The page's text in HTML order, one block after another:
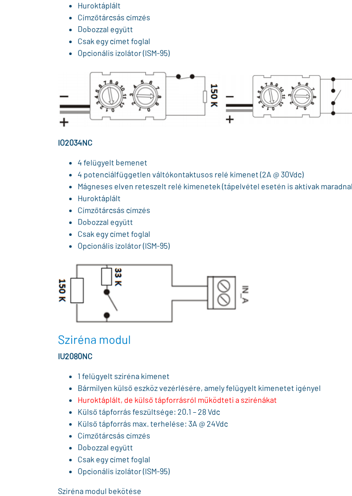
Huroktáplált
Címzőtárcsás címzés
Dobozzal együtt
Csak egy címet foglal
Opcionális izolátor (ISM-95)
IO2034NC
4 felügyelt bemenet
4 potenciálfüggetlen váltókontaktusos relé kimenet (2A @ 30Vdc)
Mágneses elven reteszelt relé kimenetek (tápelvétel esetén is aktívak
Huroktáplált
Címzőtárcsás címzés
Dobozzal együtt
Csak egy címet foglal
Opcionális izolátor (ISM-95)
Sziréna modul
IU2080NC
1 felügyelt sziréna kimenet
Bármilyen külső eszköz vezérlésére, amely felügyelt kimenetet igényel
Huroktáplált, de külső tápforrásról működteti a szirénákat
Külső tápforrás feszültsége: 20.1 – 28 Vdc
Külső tápforrás max. terhelése: 3A @ 24Vdc
Címzőtárcsás címzés
Dobozzal együtt
Csak egy címet foglal
Opcionális izolátor (ISM-95)
Sziréna modul bekötése